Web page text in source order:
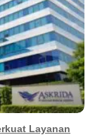
Layanan